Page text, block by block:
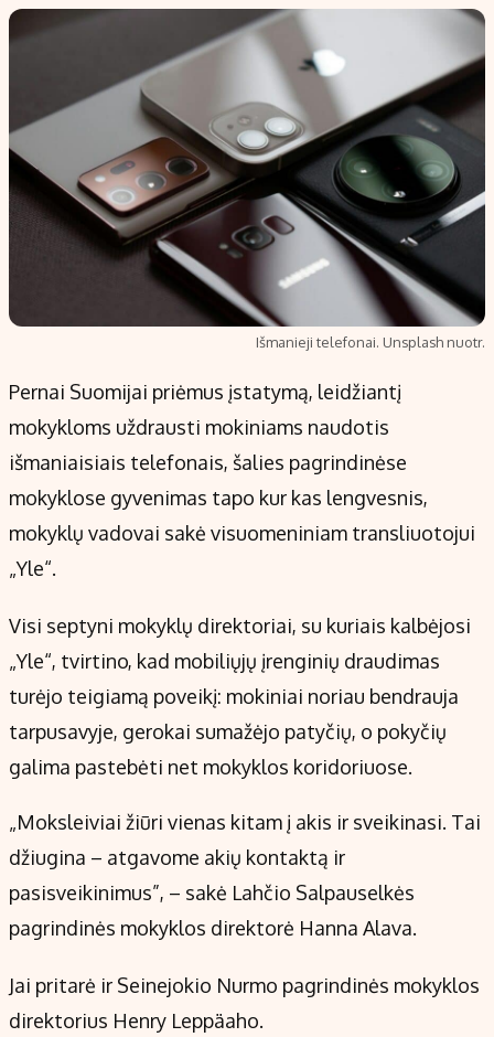
Išmanieji telefonai. Unsplash nuotr.
Pernai Suomijai priėmus įstatymą, leidžiantį
mokykloms uždrausti mokiniams naudotis
išmaniaisiais telefonais, šalies pagrindinėse
mokyklose gyvenimas tapo kur kas lengvesnis,
mokyklų vadovai sakė visuomeniniam transliuotojui
„Yle“.
Visi septyni mokyklų direktoriai, su kuriais kalbėjosi
„Yle“, tvirtino, kad mobiliųjų įrenginių draudimas
turėjo teigiamą poveikį: mokiniai noriau bendrauja
tarpusavyje, gerokai sumažėjo patyčių, o pokyčių
galima pastebėti net mokyklos koridoriuose.
„Moksleiviai žiūri vienas kitam į akis ir sveikinasi. Tai
džiugina – atgavome akių kontaktą ir
pasisveikinimus”, – sakė Lahčio Salpauselkės
pagrindinės mokyklos direktorė Hanna Alava.
Jai pritarė ir Seinejokio Nurmo pagrindinės mokyklos
direktorius Henry Leppäaho.